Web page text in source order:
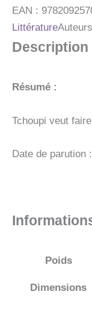
FAIT
DU
VELO
EAN :
Littérature
Description
Résumé :
Tchoupi veut
Date de parution
Poids
Dimensions